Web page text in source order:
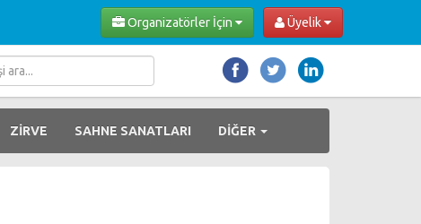
Üyelik
Organizatörler İçin
ZİRVE SAHNE SANATLARI DİĞER